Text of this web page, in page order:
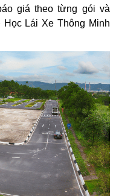
giá theo từng gói và
Lái Xe Thông Minh